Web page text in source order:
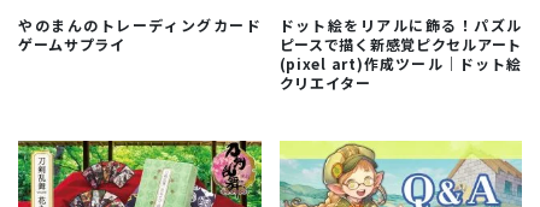
やのまんのトレーディングカード
ゲームサプライ
ドット絵をリアルに飾る！パズル
ピースで描く新感覚ピクセルアート
(pixel art)作成ツール｜ドット絵
クリエイター